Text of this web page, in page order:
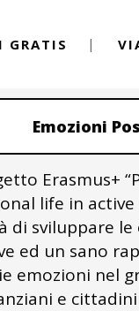
GRATIS
Emozioni
Erasmus+
life in active
di sviluppare le
ed un sano
emozioni nel
e